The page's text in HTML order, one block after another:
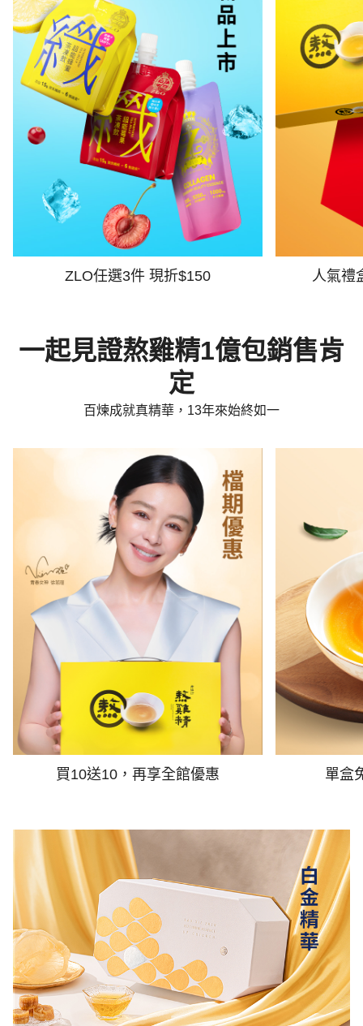
ZLO任選3件 現折$150 人氣禮
一起見證熬雞精1億包銷售肯
定
百煉成就真精華，13年來始終如一
買10送10，再享全館優惠 單盒